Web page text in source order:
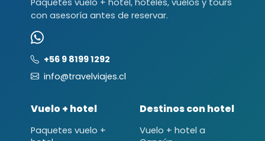
con asesoría antes de reservar.
+56 9 8199 1292
info@travelviajes.cl
Vuelo + hotel
Paquetes vuelo +
Destinos con hotel
Vuelo + hotel a